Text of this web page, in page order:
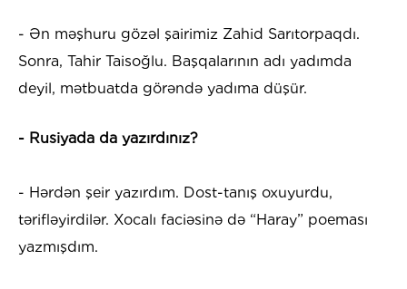
- Ən məşhuru gözəl şairimiz Zahid Sarıtorpaqdı.
Sonra, Tahir Taisoğlu. Başqalarının adı yadımda
deyil, mətbuatda görəndə yadıma düşür.
- Rusiyada da yazırdınız?
- Hərdən şeir yazırdım. Dost-tanış oxuyurdu,
tərifləyirdilər. Xocalı faciəsinə də “Haray” poeması
yazmışdım.